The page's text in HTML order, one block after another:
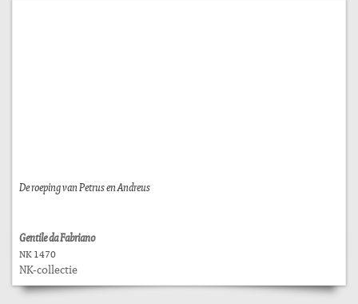
De roeping van Petrus en Andreus
Gentile da Fabriano
NK 1470
NK-collectie